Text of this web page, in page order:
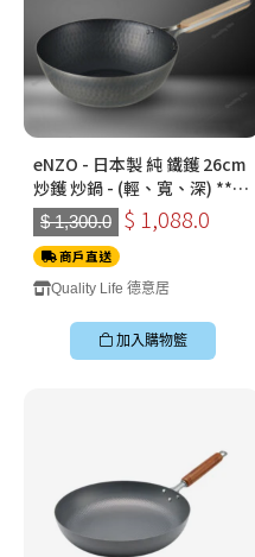
eNZO - 日本製 純 鐵鑊 26cm
炒鑊 炒鍋 - (輕、寬、深) ***
送高蓋 - 企身***
$ 1,300.0 $ 1,088.0
商戶直送
Quality Life 德意居
加入購物籃